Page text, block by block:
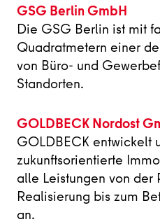
GSG Berlin GmbH
Die GSG Berlin ist mit
Quadratmetern einer
von Büro- und
Standorten.
GOLDBECK Nordost
GOLDBECK entwickelt
zukunftsorientierte
alle Leistungen von der
Realisierung bis zum
an.